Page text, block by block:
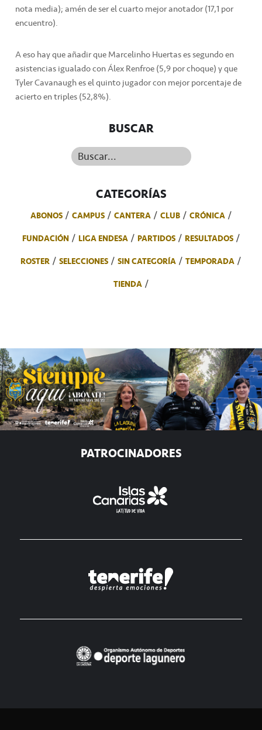
nota media); amén de ser el cuarto mejor anotador (17,1 por
encuentro).
A eso hay que añadir que Marcelinho Huertas es segundo en
asistencias igualado con Álex Renfroe (5,9 por choque) y que
Tyler Cavanaugh es el quinto jugador con mejor porcentaje de
acierto en triples (52,8%).
BUSCAR
Buscar...
CATEGORÍAS
ABONOS CAMPUS CANTERA CLUB
CRÓNICA
FUNDACIÓN
LIGA ENDESA PARTIDOS
RESULTADOS
ROSTER
SELECCIONES SIN CATEGORÍA
TEMPORADA
TIENDA
PATROCINADORES